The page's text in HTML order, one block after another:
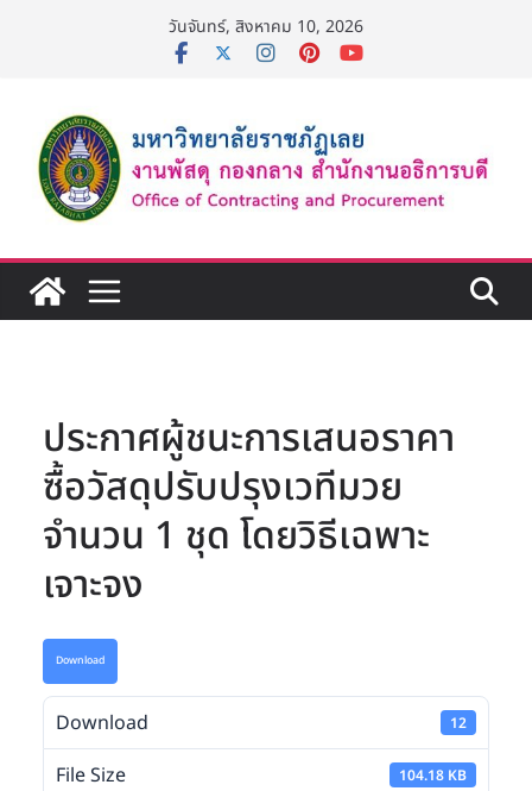
วันจันทร์, สิงหาคม 10, 2026
ประกาศผู้ชนะการเสนอราคา
ซื้อวัสดุปรับปรุงเวทีมวย
จำนวน 1 ชุด โดยวิธีเฉพาะ
เจาะจง
Download
Download 12
File Size 104.18 KB